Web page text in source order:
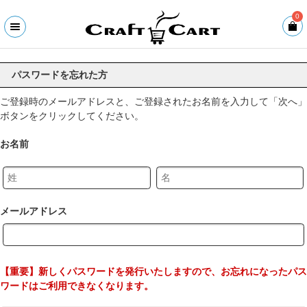
0
パスワードを忘れた方
ご登録時のメールアドレスと、ご登録されたお名前を入力して「次へ」
ボタンをクリックしてください。
お名前
メールアドレス
【重要】新しくパスワードを発行いたしますので、お忘れになったパス
ワードはご利用できなくなります。